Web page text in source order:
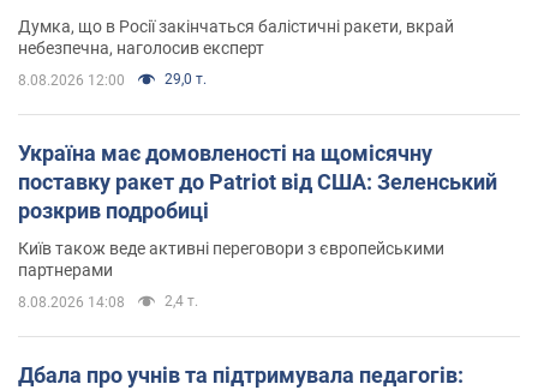
Думка, що в Росії закінчаться балістичні ракети, вкрай
небезпечна, наголосив експерт
8.08.2026 12:00 29,0 т.
Україна має домовленості на щомісячну
поставку ракет до Patriot від США: Зеленський
розкрив подробиці
Київ також веде активні переговори з європейськими
партнерами
8.08.2026 14:08 2,4 т.
Дбала про учнів та підтримувала педагогів: